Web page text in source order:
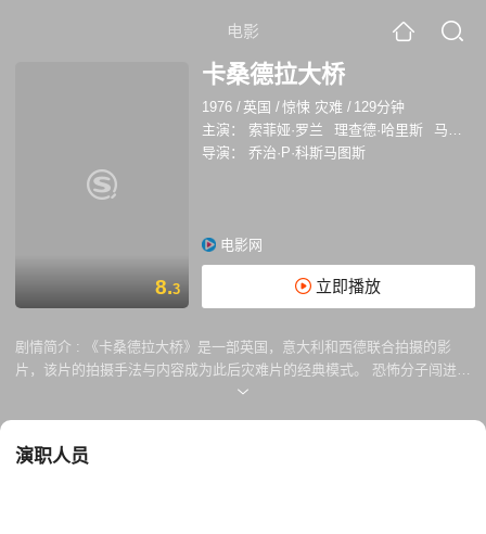
电影
8.3
卡桑德拉大桥
1976 / 英国 /惊悚 灾难 / 129分钟
主演：
索菲娅·罗兰 理查德·哈里斯
马丁·辛
导演：
乔治·P·科斯马图斯
电影网
立即播放
剧情简介 :
《卡桑德拉大桥》是一部英国，意大利和西德联合拍摄的影
片，该片的拍摄手法与内容成为此后灾难片的经典模式。 恐怖分子闯进了
日内瓦的国际卫生组织总部，欲实施恐怖袭击，受到了保安人员的阻击。
非常快，整个火车上许多人都给传染上了这种细菌，国际警局为这种鼠疫
演职人员